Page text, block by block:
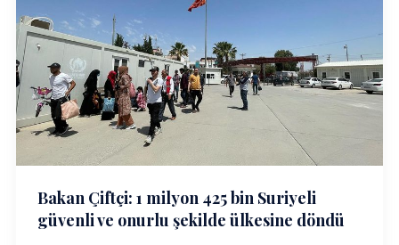
Bakan Çiftçi: 1 milyon 425 bin Suriyeli
güvenli ve onurlu şekilde ülkesine döndü